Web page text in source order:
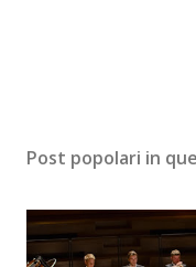
Post popolari in